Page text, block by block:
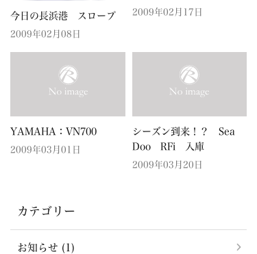
今日の長浜港 スロープ
2009年02月08日
2009年02月17日
YAMAHA：VN700
2009年03月01日
シーズン到来！？ Sea
Doo RFi 入庫
2009年03月20日
カテゴリー
お知らせ (1)